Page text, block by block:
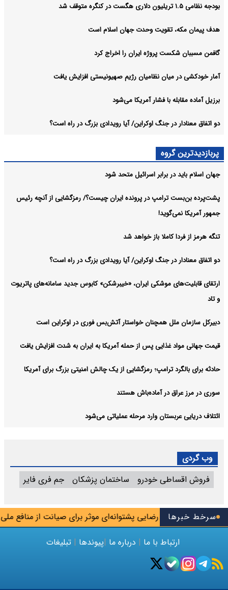
سرخط خبرها
راهبردی محسن رضایی پشتوانه‌ای موثر برای صیانت از منافع ملی
بودجه نظامی ۱.۵ تریلیون دلاری هگست در کنگره متوقف شد
هدف پیمان مکه، تقویت وحدت جهان اسلام است
گافمن مسببان شکست پروژه ایران را اخراج کرد
آمار خودکشی در میان نظامیان رژیم صهیونیستی افزایش یافت
برزیل آماده مقابله با فشار آمریکا می‌شود
دو اتفاق معنادار در جنگ اوکراین/ آیا رویدادی بزرگ در راه است؟
پربازدیدترین گروه
جهان اسلام باید در برابر اسرائیل متحد شود
پشت‌پرده بن‌بست ترامپ در پرونده ایران چیست؟/ رمزگشایی از آنچه رئیس
جمهور آمریکا نمی‌گوید!
تنگه هرمز از فردا کاملا باز خواهد شد
دو اتفاق معنادار در جنگ اوکراین/ آیا رویدادی بزرگ در راه است؟
ارتقای قابلیت‌های موشکی ایران، «خیبرشکن» کابوس جدید سامانه‌های پاتریوت
و تاد
دبیرکل سازمان ملل همچنان خواستار آتش‌بس فوری در اوکراین است
قیمت جهانی مواد غذایی پس از حمله آمریکا به ایران به شدت افزایش یافت
حادثه برای بالگرد ترامپ؛ رمزگشایی از یک چالش امنیتی بزرگ برای آمریکا
سوری در مرز عراق در آماده‌باش هستند
ائتلاف دریایی عربستان وارد مرحله عملیاتی می‌شود
وب گردی
فروش اقساطی خودرو
ساختمان پزشکان جم فری فایر
ارتباط با ما | درباره ما |پیوندها | تبلیغات